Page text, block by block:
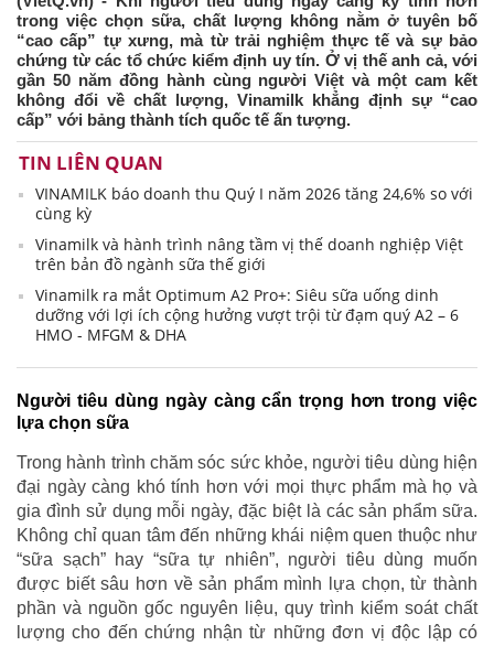
trong việc chọn sữa, chất lượng không nằm ở tuyên bố
“cao cấp” tự xưng, mà từ trải nghiệm thực tế và sự bảo
chứng từ các tổ chức kiểm định uy tín. Ở vị thế anh cả, với
gần 50 năm đồng hành cùng người Việt và một cam kết
không đổi về chất lượng, Vinamilk khẳng định sự “cao
cấp” với bảng thành tích quốc tế ấn tượng.
TIN LIÊN QUAN
VINAMILK báo doanh thu Quý I năm 2026 tăng 24,6% so với
cùng kỳ
Vinamilk và hành trình nâng tầm vị thế doanh nghiệp Việt
trên bản đồ ngành sữa thế giới
Vinamilk ra mắt Optimum A2 Pro+: Siêu sữa uống dinh
dưỡng với lợi ích cộng hưởng vượt trội từ đạm quý A2 – 6
HMO - MFGM & DHA
Người tiêu dùng ngày càng cẩn trọng hơn trong việc
lựa chọn sữa
Trong hành trình chăm sóc sức khỏe, người tiêu dùng hiện
đại ngày càng khó tính hơn với mọi thực phẩm mà họ và
gia đình sử dụng mỗi ngày, đặc biệt là các sản phẩm sữa.
Không chỉ quan tâm đến những khái niệm quen thuộc như
“sữa sạch” hay “sữa tự nhiên”, người tiêu dùng muốn
được biết sâu hơn về sản phẩm mình lựa chọn, từ thành
phần và nguồn gốc nguyên liệu, quy trình kiểm soát chất
lượng cho đến chứng nhận từ những đơn vị độc lập có